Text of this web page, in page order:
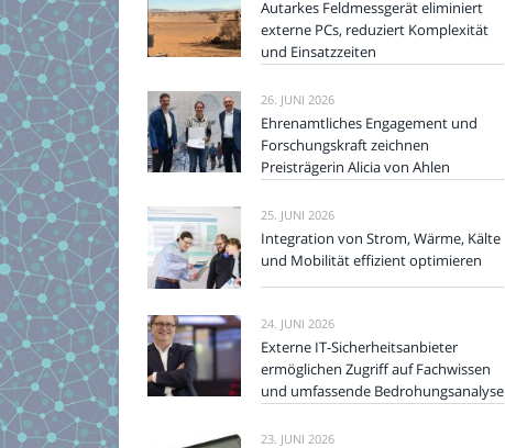
Autarkes Feldmessgerät eliminiert
externe PCs, reduziert Komplexität
und Einsatzzeiten
26. JUNI 2026
Ehrenamtliches Engagement und
Forschungskraft zeichnen
Preisträgerin Alicia von Ahlen
25. JUNI 2026
Integration von Strom, Wärme, Kälte
und Mobilität effizient optimieren
24. JUNI 2026
Externe IT-Sicherheitsanbieter
ermöglichen Zugriff auf Fachwissen
und umfassende Bedrohungsanalyse
23. JUNI 2026